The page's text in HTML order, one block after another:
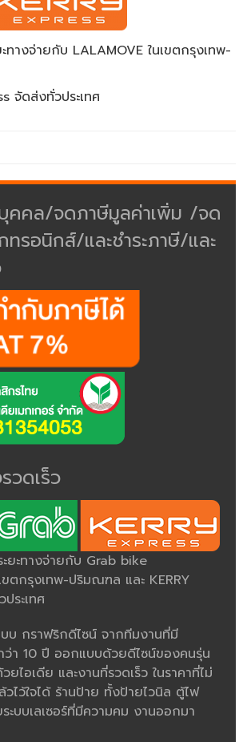
ทางจ่ายกับ LALAMOVE ในเขตกรุงเทพ-
จัดส่งทั่วประเทศ
คคล/จดภาษีมูลค่าเพิ่ม /จด
รอนิกส์/และชำระภาษี/และ
วดเร็ว
ยะทางจ่ายกับ Grab bike
ตกรุงเทพ-ปริมณฑล และ KERRY
ระเทศ
บ กราฟริกดีไซน์ จากทีมงานที่มี
า 10 ปี ออกแบบด้วยดีไซน์ของคนรุ่น
ไอเดีย และงานที่รวดเร็ว ในราคาที่ไม่
ไว้ใจได้ ร้านป้าย ทั้งป้ายไวนิล ตู้ไฟ
บบเลเซอร์ที่มีความคม งานออกมา